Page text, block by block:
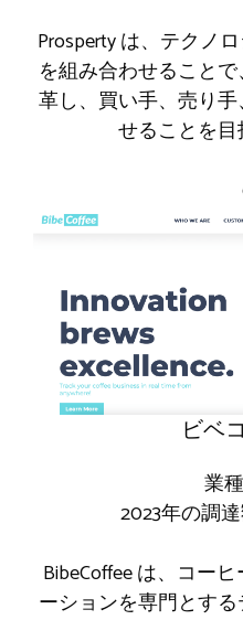
Prosperty は、テクノ
を組み合わせること
革し、買い手、売り
せることを目
ビベ
業
2023年の調
BibeCoffee は、コー
ーションを専門とする